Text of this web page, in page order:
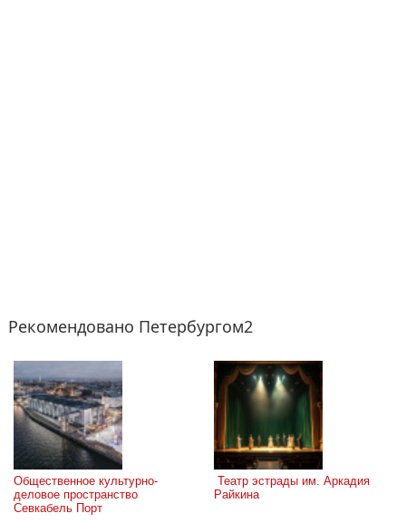
Рекомендовано Петербургом2
Общественное культурно-
деловое пространство
Севкабель Порт
Райкина